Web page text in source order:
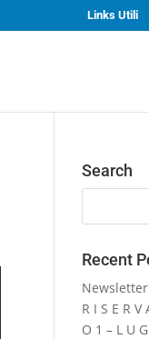
Links Utili
Search
Recent
Newsletter
R I S E R V
O 1 – L U